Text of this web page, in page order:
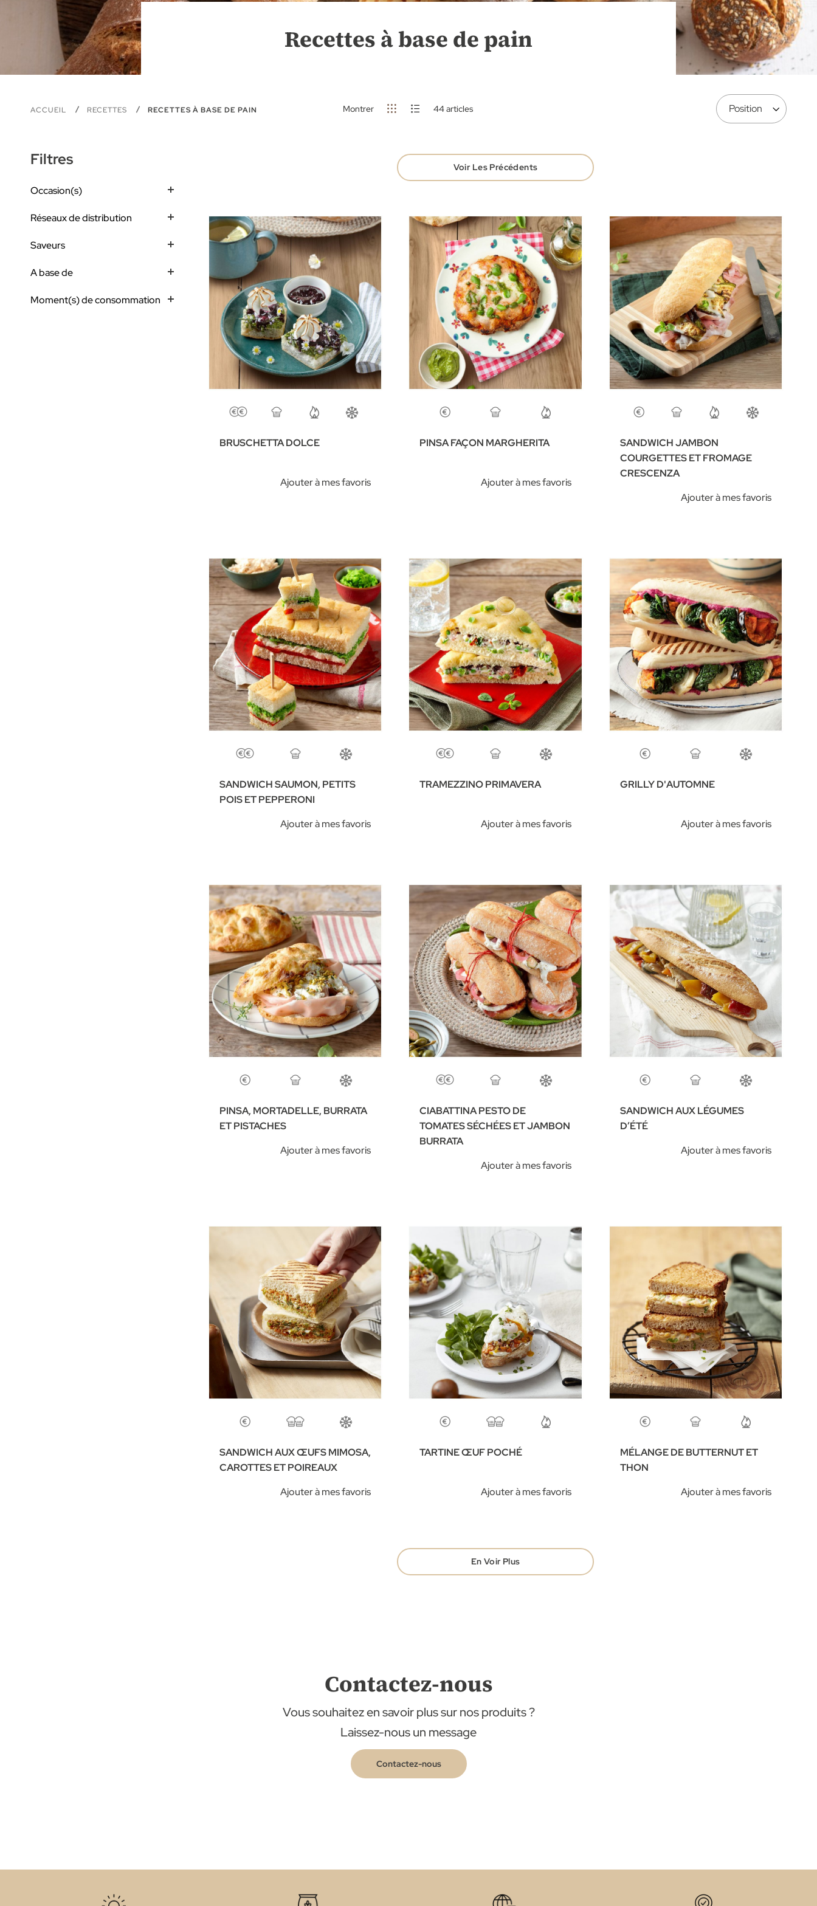
Recettes à base de pain
ACCUEIL RECETTES RECETTES À BASE DE PAIN Montrer 44articles
Voir Les Précédents
BRUSCHETTA DOLCE
Ajouter à mes favoris
PINSA FAÇON MARGHERITA
Ajouter à mes favoris
SANDWICH JAMBON
COURGETTES ET FROMAGE
CRESCENZA
Ajouter à mes favoris
SANDWICH SAUMON, PETITS
POIS ET PEPPERONI
Ajouter à mes favoris
TRAMEZZINO PRIMAVERA
Ajouter à mes favoris
GRILLY D'AUTOMNE
Ajouter à mes favoris
PINSA, MORTADELLE, BURRATA
ET PISTACHES
Ajouter à mes favoris
CIABATTINA PESTO DE
TOMATES SÉCHÉES ET JAMBON
BURRATA
Ajouter à mes favoris
SANDWICH AUX LÉGUMES
D’ÉTÉ
Ajouter à mes favoris
SANDWICH AUX ŒUFS MIMOSA,
CAROTTES ET POIREAUX
Ajouter à mes favoris
TARTINE ŒUF POCHÉ
Ajouter à mes favoris
MÉLANGE DE BUTTERNUT ET
THON
Ajouter à mes favoris
En Voir Plus
Filtres
Occasion(s)
Réseaux de distribution
Saveurs
A base de
Moment(s) de consommation
Contactez-nous
Vous souhaitez en savoir plus sur nos produits ?
Laissez-nous un message
Contactez-nous